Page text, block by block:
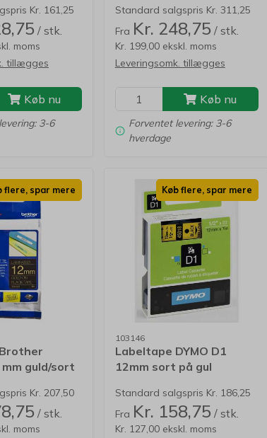
Kr. 161,25
/ stk.
moms
tillægges
Køb nu
3-6
Standard salgspris Kr. 311,25
Fra Kr. 248,75 / stk.
Kr. 199,00 ekskl. moms
Leveringsomk. tillægges
Køb nu
Forventet levering: 3-6
hverdage
flere, spar mere
guld/sort
Kr. 207,50
/ stk.
moms
Køb flere, spar mere
103146
Labeltape DYMO D1
12mm sort på gul
Standard salgspris Kr. 186,25
Fra Kr. 158,75 / stk.
Kr. 127,00 ekskl. moms